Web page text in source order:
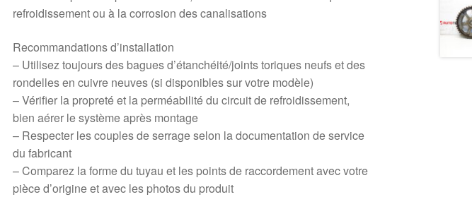
refroidissement ou à la corrosion des canalisations
Recommandations d’installation
– Utilisez toujours des bagues d’étanchéité/joints toriques neufs et des
rondelles en cuivre neuves (si disponibles sur votre modèle)
– Vérifier la propreté et la perméabilité du circuit de refroidissement,
bien aérer le système après montage
– Respecter les couples de serrage selon la documentation de service
du fabricant
– Comparez la forme du tuyau et les points de raccordement avec votre
pièce d’origine et avec les photos du produit